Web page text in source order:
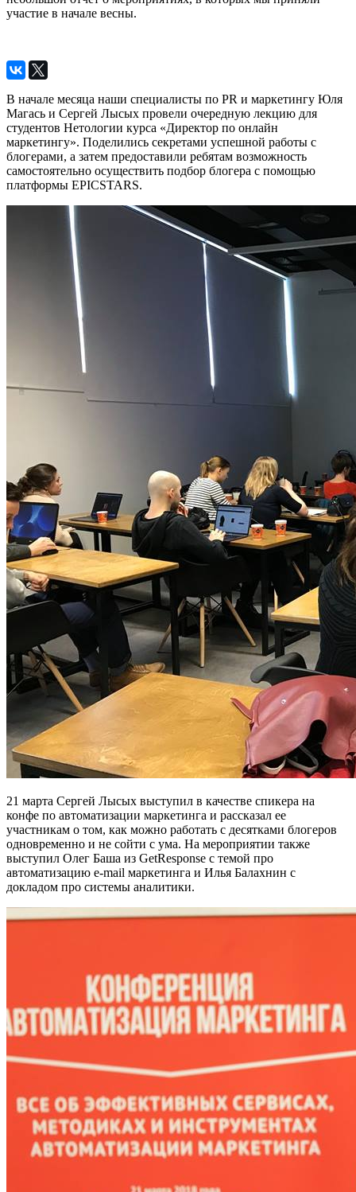
участие в начале весны.
В начале месяца наши специалисты по PR и маркетингу Юля
Магась и Сергей Лысых провели очередную лекцию для
студентов Нетологии курса «Директор по онлайн
маркетингу». Поделились секретами успешной работы с
блогерами, а затем предоставили ребятам возможность
самостоятельно осуществить подбор блогера с помощью
платформы EPICSTARS.
21 марта Сергей Лысых выступил в качестве спикера на
конфе по автоматизации маркетинга и рассказал ее
участникам о том, как можно работать с десятками блогеров
одновременно и не сойти с ума. На мероприятии также
выступил Олег Баша из GetResponse с темой про
автоматизацию e-mail маркетинга и Илья Балахнин с
докладом про системы аналитики.